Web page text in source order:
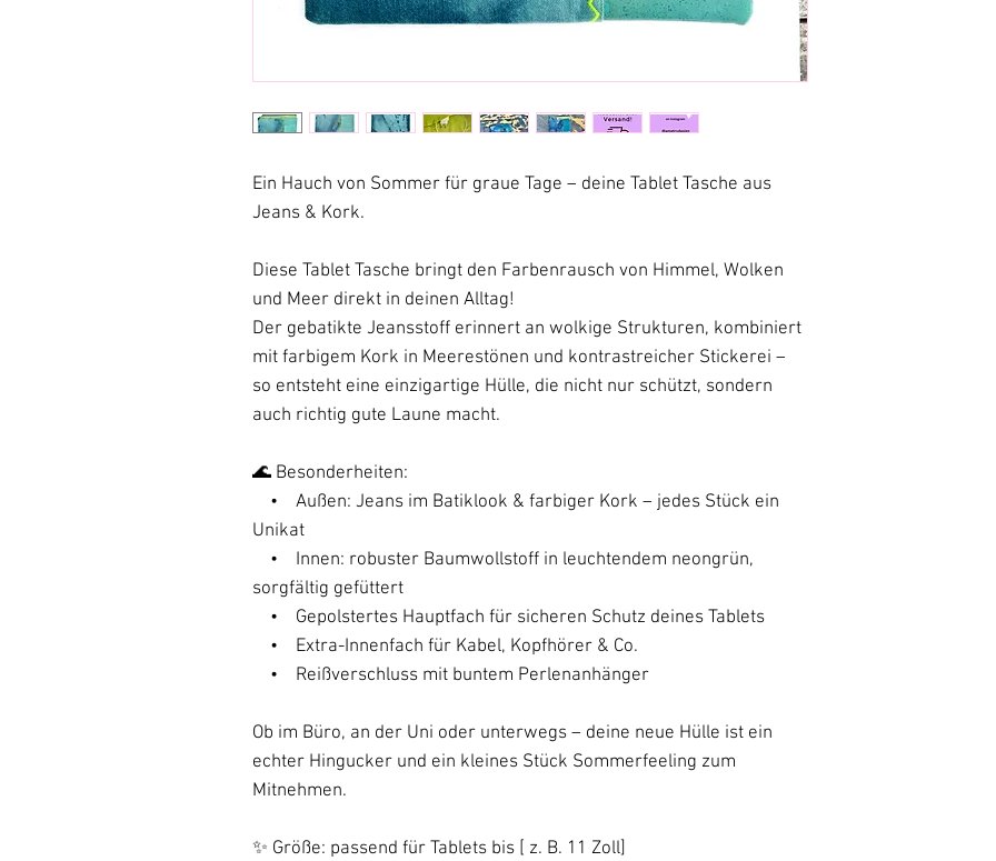
Ein Hauch von Sommer für graue Tage – deine Tablet Tasche aus
Jeans & Kork.
Diese Tablet Tasche bringt den Farbenrausch von Himmel, Wolken
und Meer direkt in deinen Alltag!
Der gebatikte Jeansstoff erinnert an wolkige Strukturen, kombiniert
mit farbigem Kork in Meerestönen und kontrastreicher Stickerei –
so entsteht eine einzigartige Hülle, die nicht nur schützt, sondern
auch richtig gute Laune macht.
🌊 Besonderheiten:
• Außen: Jeans im Batiklook & farbiger Kork – jedes Stück ein
Unikat
• Innen: robuster Baumwollstoff in leuchtendem neongrün,
sorgfältig gefüttert
• Gepolstertes Hauptfach für sicheren Schutz deines Tablets
• Extra-Innenfach für Kabel, Kopfhörer & Co.
• Reißverschluss mit buntem Perlenanhänger
Ob im Büro, an der Uni oder unterwegs – deine neue Hülle ist ein
echter Hingucker und ein kleines Stück Sommerfeeling zum
Mitnehmen.
✨ Größe: passend für Tablets bis [ z. B. 11 Zoll]